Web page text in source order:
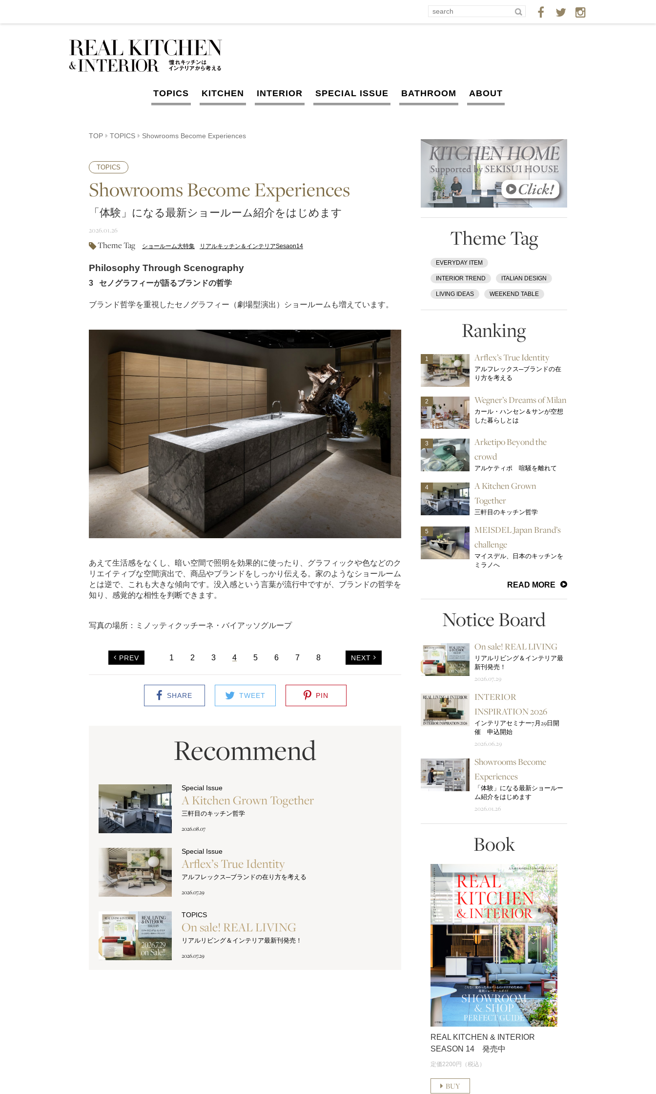
TOPICS KITCHEN INTERIOR SPECIAL ISSUE BATHROOM ABOUT
TOP TOPICS Showrooms Become Experiences
TOPICS
Showrooms Become Experiences
「体験」になる最新ショールーム紹介をはじめます
2026.01.26
Theme Tag ショールーム大特集 リアルキッチン＆インテリアSesaon14
Philosophy Through Scenography
3 セノグラフィーが語るブランドの哲学
ブランド哲学を重視したセノグラフィー（劇場型演出）ショールームも増えています。
あえて生活感をなくし、暗い空間で照明を効果的に使ったり、グラフィックや色などのク
リエイティブな空間演出で、商品やブランドをしっかり伝える。家のようなショールーム
とは逆で、これも大きな傾向です。没入感という言葉が流行中ですが、ブランドの哲学を
知り、感覚的な相性を判断できます。
写真の場所：ミノッティクッチーネ・バイアッソグループ
PREV NEXT
1 2 3 4 5 6 7 8
SHARE TWEET PIN
Recommend
Special Issue
A Kitchen Grown Together
三軒目のキッチン哲学
2026.08.07
Special Issue
Arflex’s True Identity
アルフレックス─ブランドの在り方を考える
2026.07.29
TOPICS
On sale! REAL LIVING
リアルリビング＆インテリア最新刊発売！
2026.07.29
Theme Tag
EVERYDAY ITEM
INTERIOR TREND ITALIAN DESIGN
LIVING IDEAS WEEKEND TABLE
Ranking
1 Arflex’s True Identity
アルフレックス─ブランドの在
り方を考える
2 Wegner’s Dreams of Milan
カール・ハンセン＆サンが空想
した暮らしとは
3
Arketipo Beyond the
crowd
アルケティポ 喧騒を離れて
4
A Kitchen Grown
Together
三軒目のキッチン哲学
5
MEISDEL Japan Brand’s
challenge
マイスデル、日本のキッチンを
ミラノへ
READ MORE
Notice Board
On sale! REAL LIVING
リアルリビング＆インテリア最
新刊発売！
2026.07.29
INTERIOR
INSPIRATION 2026
インテリアセミナー7月29日開
催 申込開始
2026.06.29
Showrooms Become
Experiences
「体験」になる最新ショールー
ム紹介をはじめます
2026.01.26
Book
REAL KITCHEN & INTERIOR
SEASON 14 発売中
定価2200円（税込）
BUY